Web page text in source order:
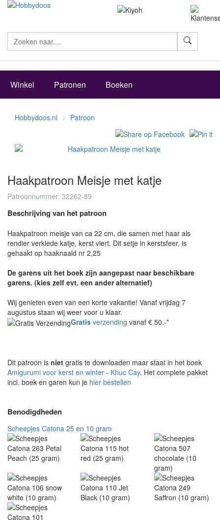
Winkel Patronen Boeken
Hobbydoos.nl Patroon
Haakpatroon Meisje met katje
Patroonnummer: 32262-89
Beschrijving van het patroon
Haakpatroon meisje van ca 22 cm, die samen met haar als
rendier verklede katje, kerst viert. Dit setje in kerstsfeer, is
gehaakt op haaknaald nr 2,25
De garens uit het boek zijn aangepast naar beschikbare
garens. (kies zelf evt. een ander alternatief)
Wij genieten even van een korte vakantie! Vanaf vrijdag 7
augustus staan wij weer voor u klaar.
Gratis verzending vanaf € 50,-*
Dit patroon is niet gratis te downloaden maar staat in het boek
Amigurumi voor kerst en winter - Khuc Cay. Het complete pakket
incl. boek en garen kun je hier bestellen
Benodigdheden
Scheepjes Catona 25 en 10 gram